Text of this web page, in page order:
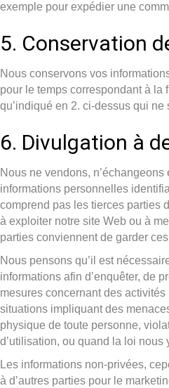
exemple pour expédier une
5. Conservation
Nous conservons vos
pour le temps correspondant à la
qu’indiqué en 2. ci-dessus qui ne
6. Divulgation à
Nous ne vendons,
informations personnelles
comprend pas les tierces parties
à exploiter notre site Web ou à
parties conviennent de garder
Nous pensons qu’il est
informations afin d’enquêter, de
mesures concernant des
situations impliquant des
physique de toute personne,
d’utilisation, ou quand la loi nous
Les informations non-privées,
à d’autres parties pour le